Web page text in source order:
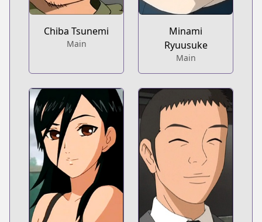
Chiba Tsunemi
Main
Minami
Ryuusuke
Main